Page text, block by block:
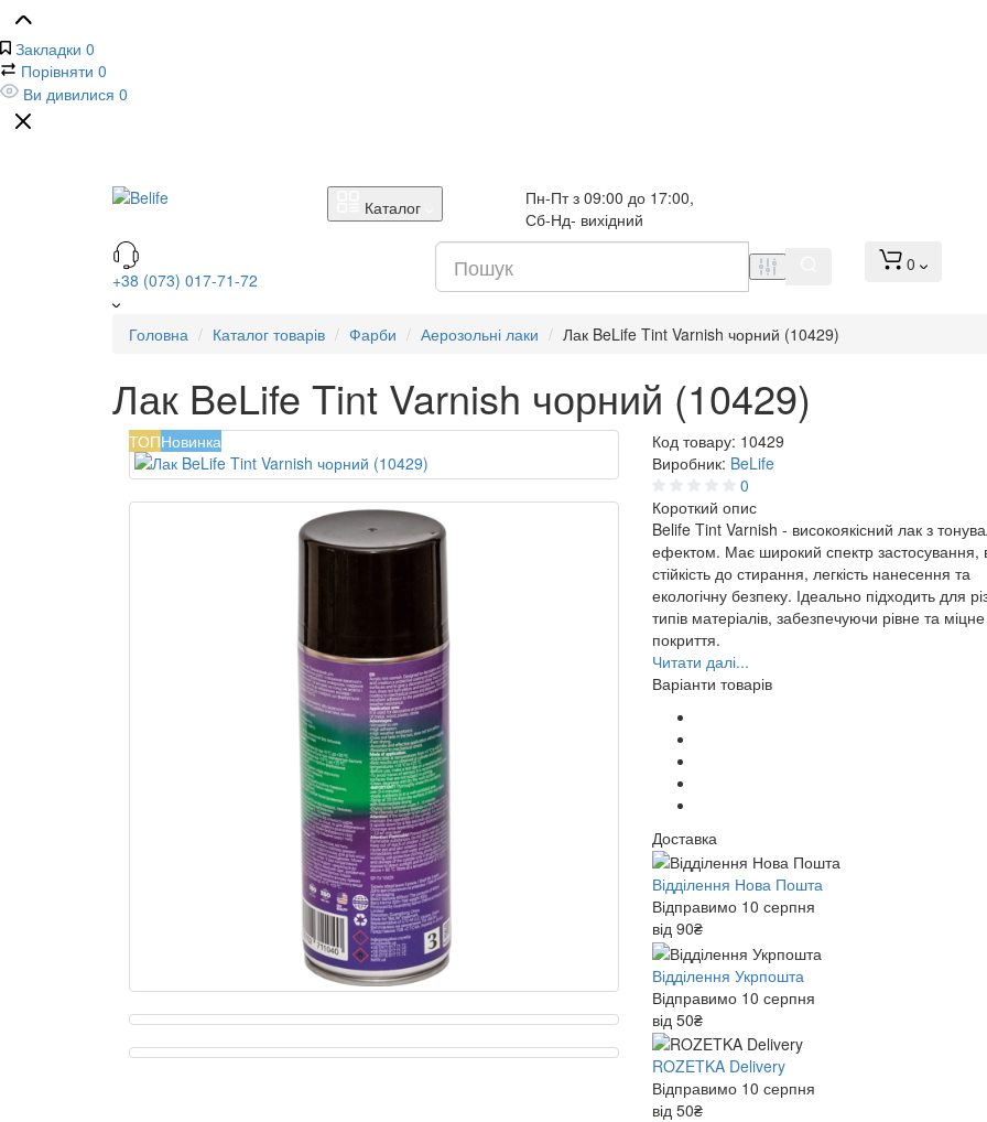
Закладки 0
Порівняти 0
Ви дивилися 0
Каталог
Пн-Пт з 09:00 до 17:00,
Сб-Нд- вихідний
+38 (073) 017-71-72
0
Головна Каталог товарів Фарби Аерозольні лаки Лак BeLife Tint Varnish чорний (10429)
Лак BeLife Tint Varnish чорний (10429)
ТОПНовинка Код товару: 10429
Виробник: BeLife
0
Короткий опис
Belife Tint Varnish - високоякісний лак з
ефектом. Має широкий спектр застосування,
стійкість до стирання, легкість нанесення та
екологічну безпеку. Ідеально підходить для
типів матеріалів, забезпечуючи рівне та міцне
покриття.
Читати далі...
Варіанти товарів
Доставка
Відділення Нова Пошта
Відправимо 10 серпня
від 90₴
Відділення Укрпошта
Відправимо 10 серпня
від 50₴
ROZETKA Delivery
Відправимо 10 серпня
від 50₴